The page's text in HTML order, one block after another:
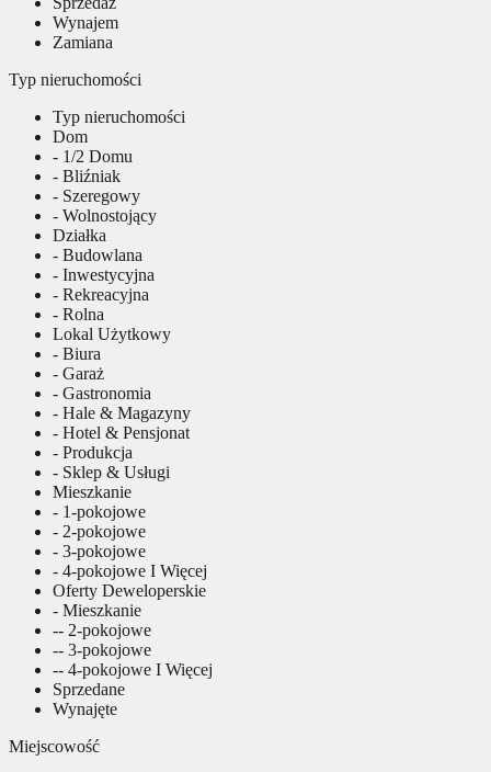
Wynajem
Zamiana
Typ nieruchomości
Typ nieruchomości
Dom
- 1/2 Domu
- Bliźniak
- Szeregowy
- Wolnostojący
Działka
- Budowlana
- Inwestycyjna
- Rekreacyjna
- Rolna
Lokal Użytkowy
- Biura
- Garaż
- Gastronomia
- Hale & Magazyny
- Hotel & Pensjonat
- Produkcja
- Sklep & Usługi
Mieszkanie
- 1-pokojowe
- 2-pokojowe
- 3-pokojowe
- 4-pokojowe I Więcej
Oferty Deweloperskie
- Mieszkanie
-- 2-pokojowe
-- 3-pokojowe
-- 4-pokojowe I Więcej
Sprzedane
Wynajęte
Miejscowość